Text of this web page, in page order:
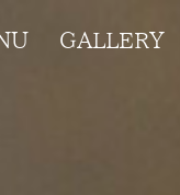
GALLERY